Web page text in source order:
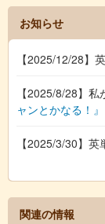
お知らせ
【2025/12/28】
【2025/8/28】
ャンとかなる！』
【2025/3/30】
関連の情報